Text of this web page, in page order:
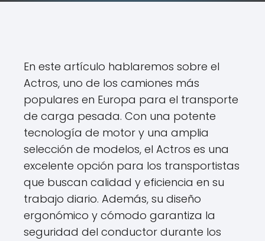
En este artículo hablaremos sobre el
Actros, uno de los camiones más
populares en Europa para el transporte
de carga pesada. Con una potente
tecnología de motor y una amplia
selección de modelos, el Actros es una
excelente opción para los transportistas
que buscan calidad y eficiencia en su
trabajo diario. Además, su diseño
ergonómico y cómodo garantiza la
seguridad del conductor durante los